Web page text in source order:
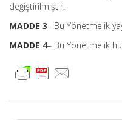
değiştirilmiştir.
MADDE 3– Bu Yönetmelik
MADDE 4– Bu Yönetmelik